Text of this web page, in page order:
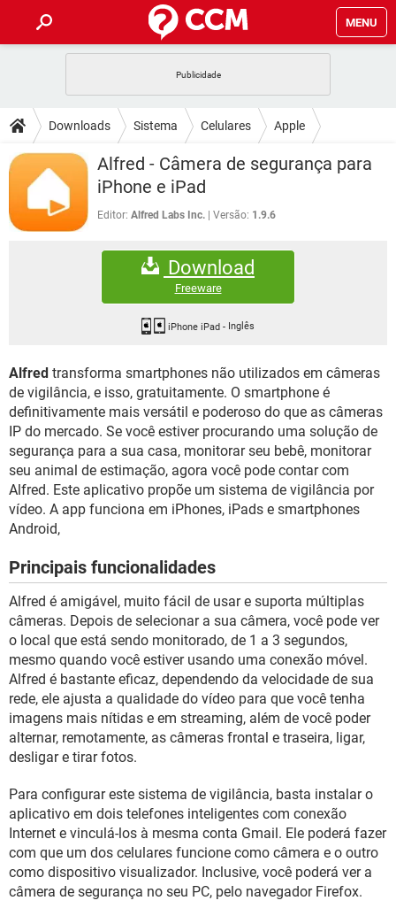
MENU
CELULAR FACEBOOK
EXCEL
INSTAGRAM
GUIA DE COMPRAS
DICAS
JOGOS WHATSAPP
CELULAR
OUTLOOK
DOWNLOADS
JOGOS
FACEBOOK
EXCEL
GMAIL
FÓRUM
FACEBOOK
EXCEL
GMAIL
WHATSAPP
INSTAGRAM GMAIL
GUIA DE COMPRAS
Downloads Sistema Celulares Apple
Alfred - Câmera de segurança para
iPhone e iPad
Editor: Alfred Labs Inc. Versão: 1.9.6
Download
Freeware
iPhone iPad- Inglês
Alfred transforma smartphones não utilizados em câmeras
de vigilância, e isso, gratuitamente. O smartphone é
definitivamente mais versátil e poderoso do que as câmeras
IP do mercado. Se você estiver procurando uma solução de
segurança para a sua casa, monitorar seu bebê, monitorar
seu animal de estimação, agora você pode contar com
Alfred. Este aplicativo propõe um sistema de vigilância por
vídeo. A app funciona em iPhones, iPads e smartphones
Android,
Principais funcionalidades
Alfred é amigável, muito fácil de usar e suporta múltiplas
câmeras. Depois de selecionar a sua câmera, você pode ver
o local que está sendo monitorado, de 1 a 3 segundos,
mesmo quando você estiver usando uma conexão móvel.
Alfred é bastante eficaz, dependendo da velocidade de sua
rede, ele ajusta a qualidade do vídeo para que você tenha
imagens mais nítidas e em streaming, além de você poder
alternar, remotamente, as câmeras frontal e traseira, ligar,
desligar e tirar fotos.
Para configurar este sistema de vigilância, basta instalar o
aplicativo em dois telefones inteligentes com conexão
Internet e vinculá-los à mesma conta Gmail. Ele poderá fazer
com que um dos celulares funcione como câmera e o outro
como dispositivo visualizador. Inclusive, você poderá ver a
câmera de segurança no seu PC, pelo navegador Firefox.